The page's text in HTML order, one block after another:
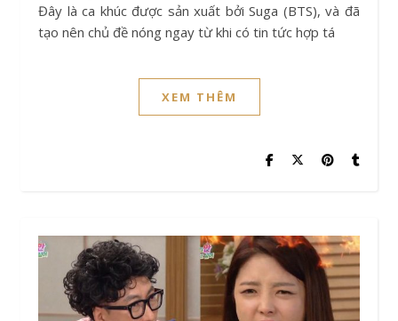
Đây là ca khúc được sản xuất bởi Suga (BTS), và đã
tạo nên chủ đề nóng ngay từ khi có tin tức hợp tá
XEM THÊM